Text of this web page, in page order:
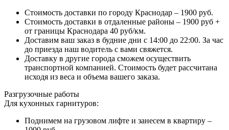
Стоимость доставки по городу Краснодар – 1900 руб.
Стоимость доставки в отдаленные районы – 1900 руб +
от границы Краснодара 40 руб/км.
Доставим ваш заказ в будние дни с 14:00 до 22:00. За час
до приезда наш водитель с вами свяжется.
Доставку в другие города сможем осуществить
транспортной компанией. Стоимость будет рассчитана
исходя из веса и объема вашего заказа.
Разгрузочные работы
Для кухонных гарнитуров:
Поднимем на грузовом лифте и занесем в квартиру –